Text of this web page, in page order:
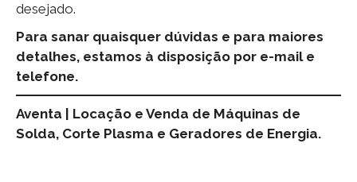
desejado.
Para sanar quaisquer dúvidas e para maiores
detalhes, estamos à disposição por e-mail e
telefone.
Aventa | Locação e Venda de Máquinas de
Solda, Corte Plasma e Geradores de Energia.